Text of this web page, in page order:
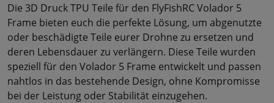
Die 3D Druck TPU Teile für den FlyFishRC Volador 5
Frame bieten euch die perfekte Lösung, um abgenutzte
oder beschädigte Teile eurer Drohne zu ersetzen und
deren Lebensdauer zu verlängern. Diese Teile wurden
speziell für den Volador 5 Frame entwickelt und passen
nahtlos in das bestehende Design, ohne Kompromisse
bei der Leistung oder Stabilität einzugehen.